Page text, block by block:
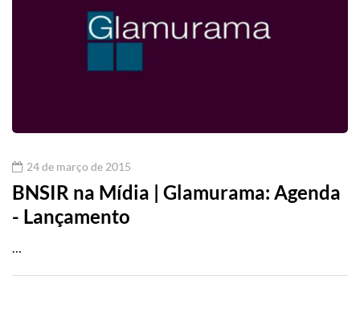
24 de março de 2015
BNSIR na Mídia | Glamurama: Agenda
- Lançamento